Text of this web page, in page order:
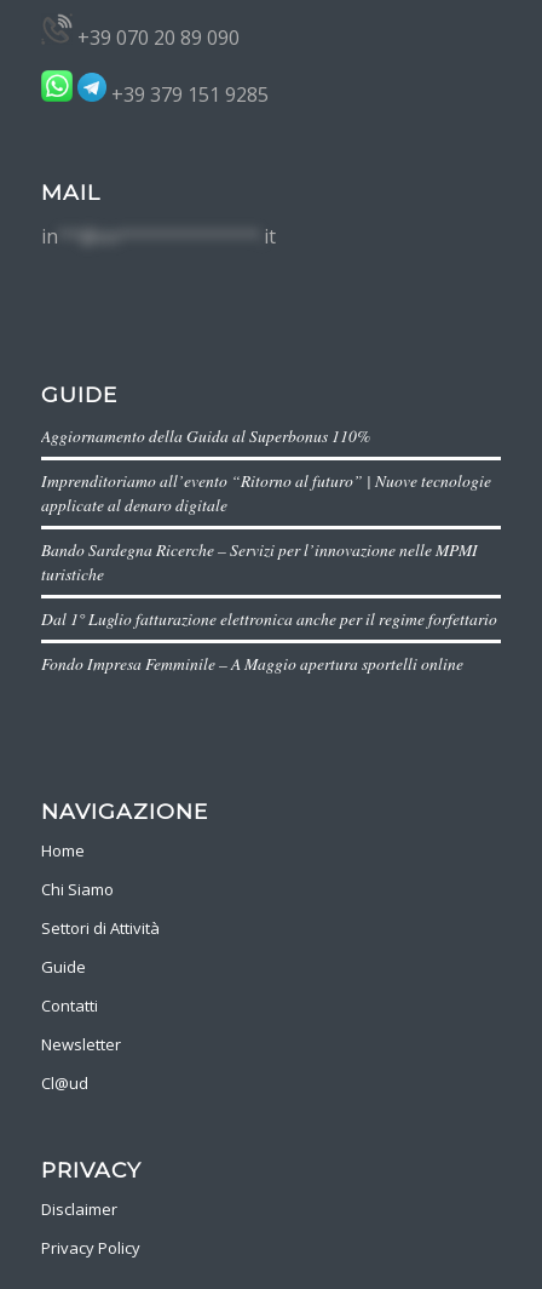
+39 070 20 89 090
+39 379 151 9285
MAIL
in it
GUIDE
Aggiornamento della Guida al Superbonus 110%
Imprenditoriamo all’evento “Ritorno al futuro” | Nuove tecnologie
applicate al denaro digitale
Bando Sardegna Ricerche – Servizi per l’innovazione nelle MPMI
turistiche
Dal 1° Luglio fatturazione elettronica anche per il regime forfettario
Fondo Impresa Femminile – A Maggio apertura sportelli online
NAVIGAZIONE
Home
Chi Siamo
Settori di Attività
Guide
Contatti
Newsletter
Cl@ud
PRIVACY
Disclaimer
Privacy Policy